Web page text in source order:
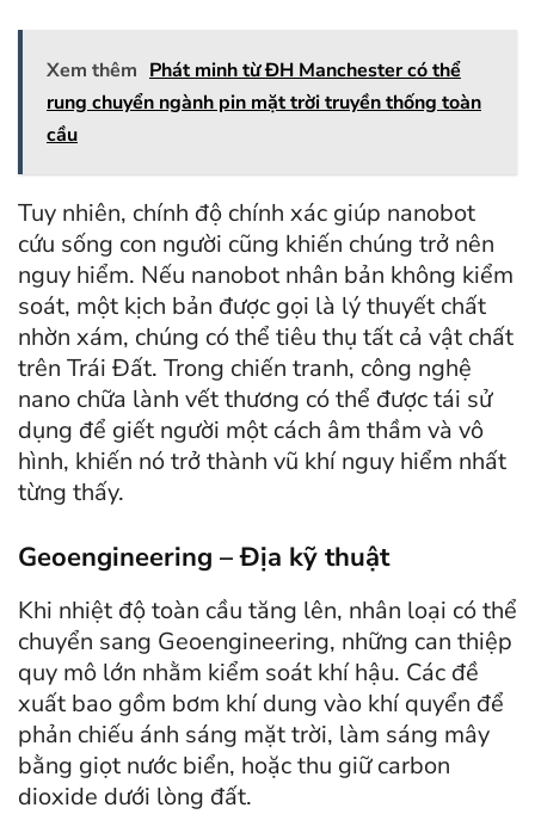
Xem thêm Phát minh từ ĐH Manchester có thể
rung chuyển ngành pin mặt trời truyền thống toàn
cầu
Tuy nhiên, chính độ chính xác giúp nanobot
cứu sống con người cũng khiến chúng trở nên
nguy hiểm. Nếu nanobot nhân bản không kiểm
soát, một kịch bản được gọi là lý thuyết chất
nhờn xám, chúng có thể tiêu thụ tất cả vật chất
trên Trái Đất. Trong chiến tranh, công nghệ
nano chữa lành vết thương có thể được tái sử
dụng để giết người một cách âm thầm và vô
hình, khiến nó trở thành vũ khí nguy hiểm nhất
từng thấy.
Geoengineering – Địa kỹ thuật
Khi nhiệt độ toàn cầu tăng lên, nhân loại có thể
chuyển sang Geoengineering, những can thiệp
quy mô lớn nhằm kiểm soát khí hậu. Các đề
xuất bao gồm bơm khí dung vào khí quyển để
phản chiếu ánh sáng mặt trời, làm sáng mây
bằng giọt nước biển, hoặc thu giữ carbon
dioxide dưới lòng đất.